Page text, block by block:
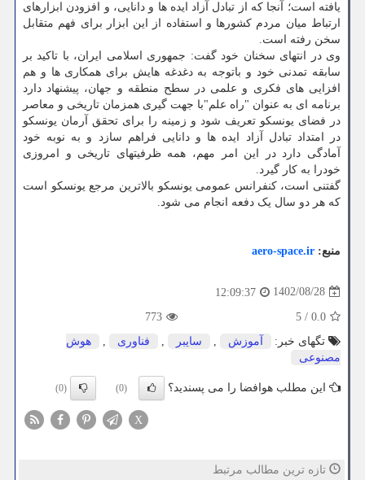
یافته است؛ آنجا که از تبادل آزاد ایده ها و دانایی، و افزودن ابزارهای
ارتباط میان مردم کشورها و استفاده از این ابزار برای فهم متقابل
سخن رفته است.
وی در انتهای سخنان خود گفت: جمهوری اسلامی ایران، با تاکید بر
سابقه تمدنی خود و باتوجه به دغدغه هایش برای همکاری ها و هم
افزایی های فکری و علمی در سطح منطقه و جهان، پیشنهاد دارد
برنامه ای به عنوان "راه علم"با جهت گیری همزمان تاریخی و معاصر
در فضای یونسکو تعریف شود و زمینه را برای تحقق آرمان یونسکو
در امتداد تبادل آزاد ایده ها و دانایی فراهم سازد و به نوبه خود
آمادگی دارد در این امر مهم، همه ظرفیتهای تاریخی و امروزی
خودرا به کار گیرد.
گفتنی است، کنفرانس عمومی یونسکو بالاترین مرجع یونسکو است
که هر دو سال یک دفعه انجام می شود.
منبع: aero-space.ir
1402/08/28
12:09:37
0.0
/
5
773
تگهای خبر:
آموزش , سایبر , فناوری ,
هوش
مصنوعی
این مطلب هوافضا را می پسندید؟ (0)
(0)
X
تازه ترین مطالب مرتبط